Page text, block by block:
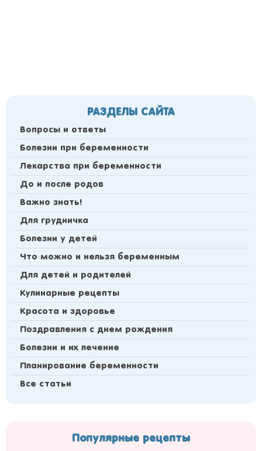
РАЗДЕЛЫ САЙТА
Вопросы и ответы
Болезни при беременности
Лекарства при беременности
До и после родов
Важно знать!
Для грудничка
Болезни у детей
Что можно и нельзя беременным
Для детей и родителей
Кулинарные рецепты
Красота и здоровье
Поздравления с днем рождения
Болезни и их лечение
Планирование беременности
Все статьи
Популярные рецепты